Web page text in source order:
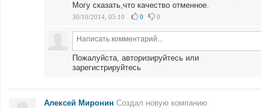
Могу сказать,что качество отменное.
30/10/2014, 05:10 0 0
Пожалуйста, авторизируйтесь или
зарегистрируйтесь
Алексей Миронин Создал новую компанию